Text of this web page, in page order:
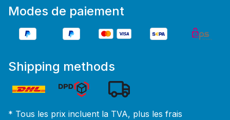
Modes de paiement
Shipping methods
* Tous les prix incluent la TVA, plus les frais